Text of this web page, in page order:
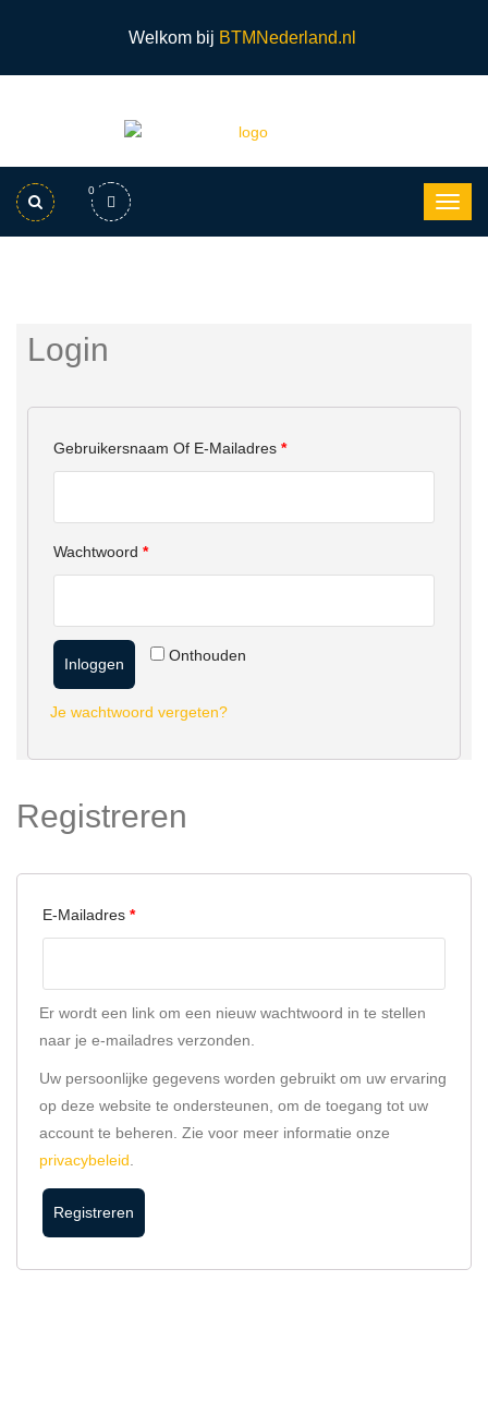
Welkom bij BTMNederland.nl
0
Login
Gebruikersnaam Of E-Mailadres *Vereist
Wachtwoord *Vereist
Onthouden
Inloggen
Je wachtwoord vergeten?
Registreren
E-Mailadres *Vereist
Er wordt een link om een nieuw wachtwoord in te stellen
naar je e-mailadres verzonden.
Uw persoonlijke gegevens worden gebruikt om uw ervaring
op deze website te ondersteunen, om de toegang tot uw
account te beheren. Zie voor meer informatie onze
privacybeleid
Registreren